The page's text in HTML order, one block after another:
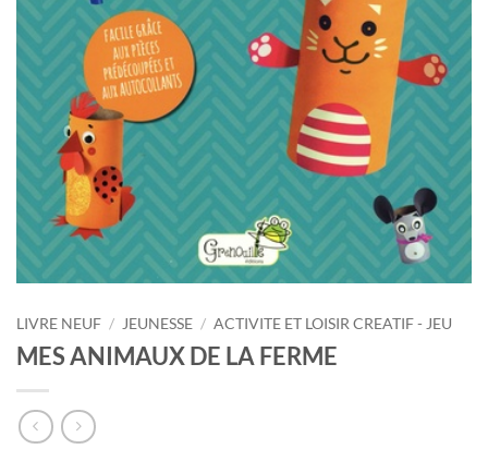
LIVRE NEUF / JEUNESSE / ACTIVITE ET LOISIR CREATIF - JEU
MES ANIMAUX DE LA FERME